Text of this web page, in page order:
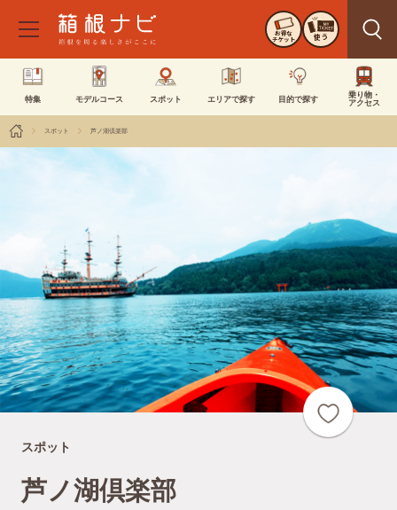
お得な
チケット 使う
特集 モデルコース スポット エリアで探す 目的で探す
乗り物・
アクセス
スポット 芦ノ湖倶楽部
スポット
芦ノ湖倶楽部